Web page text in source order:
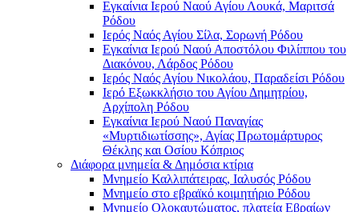
Εγκαίνια Ιερού Ναού Αγίου Λουκά, Μαριτσά
Ρόδου
Ιερός Ναός Αγίου Σίλα, Σορωνή Ρόδου
Εγκαίνια Ιερού Ναού Αποστόλου Φιλίππου του
Διακόνου, Λάρδος Ρόδου
Ιερός Ναός Αγίου Νικολάου, Παραδείσι Ρόδου
Ιερό Εξωκκλήσιο του Αγίου Δημητρίου,
Αρχίπολη Ρόδου
Εγκαίνια Ιερού Ναού Παναγίας
«Μυρτιδιωτίσσης», Αγίας Πρωτομάρτυρος
Θέκλης και Οσίου Κόπριος
Διάφορα μνημεία & Δημόσια κτίρια
Μνημείο Καλλιπάτειρας, Ιαλυσός Ρόδου
Μνημείο στο εβραϊκό κοιμητήριο Ρόδου
Μνημείο Ολοκαυτώματος, πλατεία Εβραίων